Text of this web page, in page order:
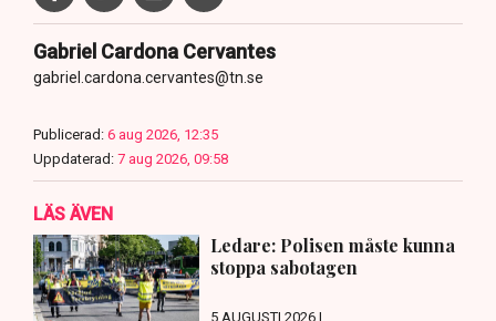
Gabriel Cardona Cervantes
gabriel.cardona.cervantes@tn.se
Publicerad: 6 aug 2026, 12:35
Uppdaterad: 7 aug 2026, 09:58
LÄS ÄVEN
Ledare: Polisen måste kunna
stoppa sabotagen
5 AUGUSTI 2026 |